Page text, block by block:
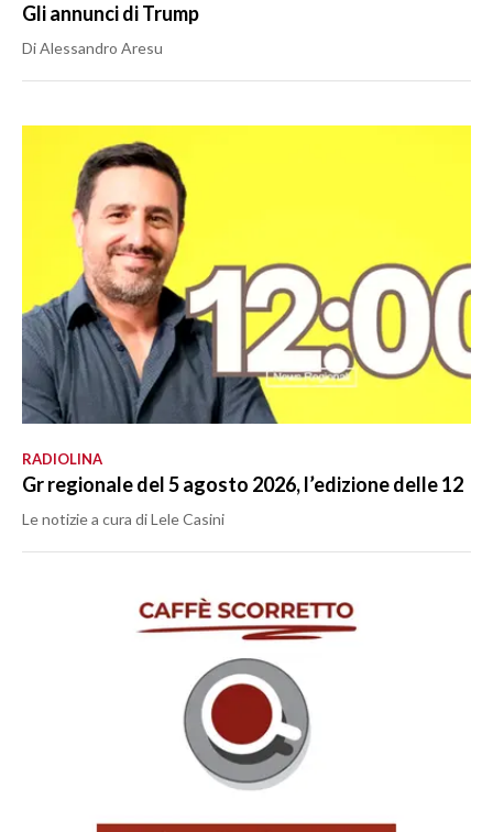
Gli annunci di Trump
Di Alessandro Aresu
RADIOLINA
Gr regionale del 5 agosto 2026, l’edizione delle 12
Le notizie a cura di Lele Casini